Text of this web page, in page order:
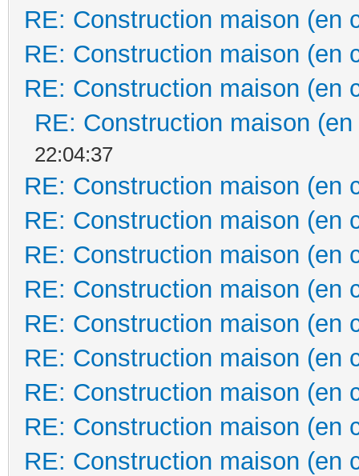
RE: Construction maison (en
RE: Construction maison (en
RE: Construction maison (en
RE: Construction maison
22:04:37
RE: Construction maison (en
RE: Construction maison (en
RE: Construction maison (en
RE: Construction maison (en
RE: Construction maison (en
RE: Construction maison (en
RE: Construction maison (en
RE: Construction maison (en
RE: Construction maison (en